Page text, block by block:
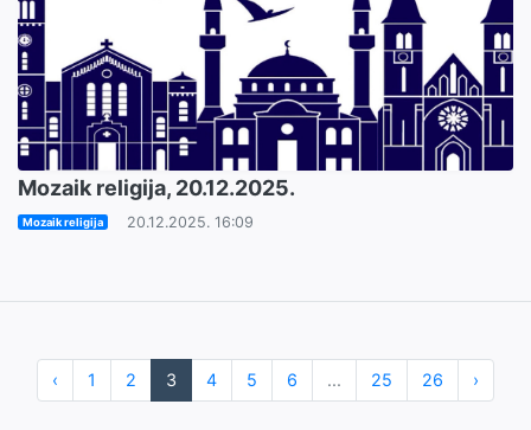
Mozaik religija, 20.12.2025.
Mozaik religija 20.12.2025. 16:09
‹ 1 2 3 4 5 6 ... 25 26 ›